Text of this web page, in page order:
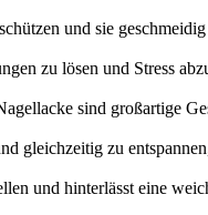
und sie
zu lösen und Stress
sind großartige
gleichzeitig zu
und hinterlässt eine